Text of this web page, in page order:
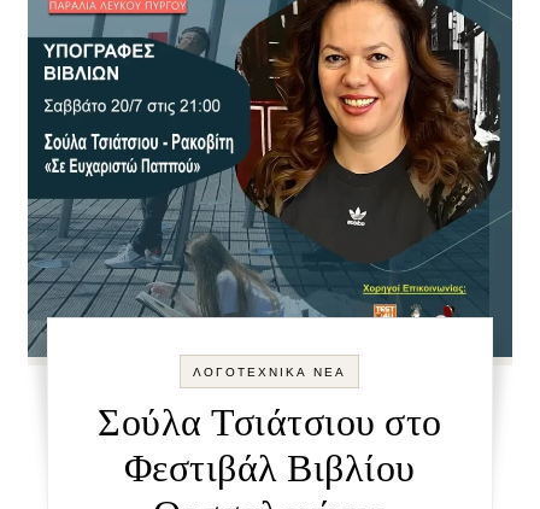
ΛΟΓΟΤΕΧΝΙΚΑ ΝΕΑ
Σούλα Τσιάτσιου στο
Φεστιβάλ Βιβλίου